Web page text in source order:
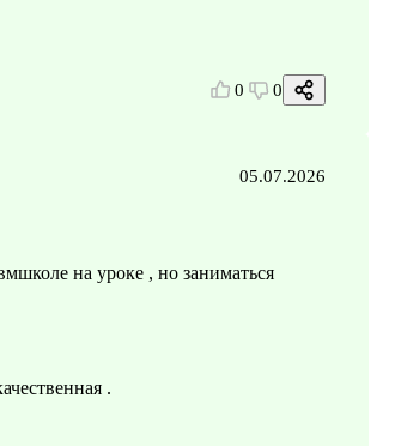
0 0
05.07.2026
на уроке , но заниматься
.